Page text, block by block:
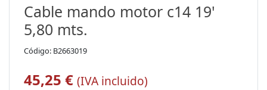
Cable mando motor c14 19'
5,80 mts.
Código: B2663019
45,25 € (IVA incluido)